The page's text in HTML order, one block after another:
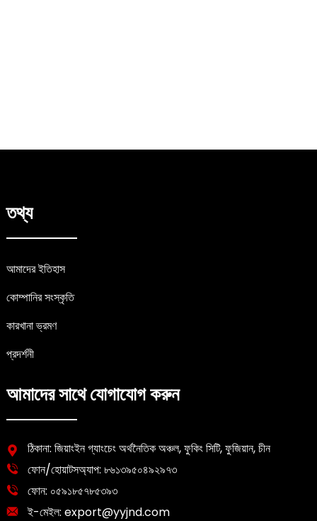
তথ্য
আমাদের ইতিহাস
কোম্পানির সংস্কৃতি
কারখানা ভ্রমণ
প্রদর্শনী
আমাদের সাথে যোগাযোগ করুন
ঠিকানা: জিয়াংইন গ্যাংচেং অর্থনৈতিক অঞ্চল, ফুকিং সিটি, ফুজিয়ান, চীন
ফোন/হোয়াটসঅ্যাপ: ৮৬১৩৯৫০৪৯২৯৭৩
ফোন: ০৫৯১৮৫৭৮৫৩৯৩
ই-মেইল: export@yyjnd.com